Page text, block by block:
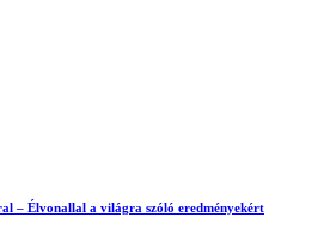
– Élvonallal a világra szóló eredményekért